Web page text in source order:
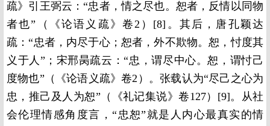
疏》引王弼云：“忠者，情之尽也。恕者，反情以同物
者也”（《论语义疏》卷2）[8]。其后，唐孔颖达
疏：“忠者，内尽于心；恕者，外不欺物。恕，忖度其
义于人”；宋邢昺疏云：“忠，谓尽中心。恕，谓忖己
度物也”（《论语义疏》卷2）。张载认为“尽己之心为
忠，推己及人为恕”（《礼记集说》卷127）[9]。从社
会伦理情感角度言，“忠恕”就是人内心最真实的情